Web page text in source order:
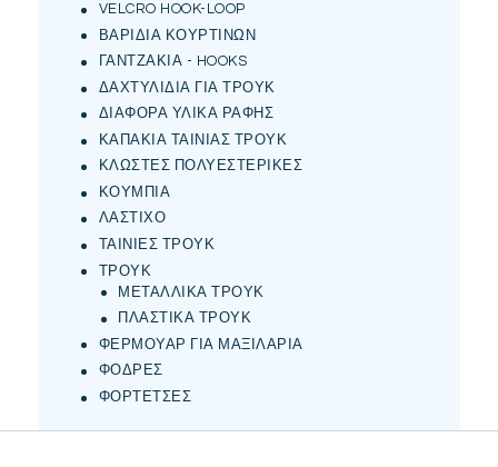
VELCRO HOOK-LOOP
ΒΑΡΙΔΙΑ ΚΟΥΡΤΙΝΩΝ
ΓΑΝΤΖΑΚΙΑ - HOOKS
ΔΑΧΤΥΛΙΔΙΑ ΓΙΑ ΤΡΟΥΚ
ΔΙΑΦΟΡΑ ΥΛΙΚΑ ΡΑΦΗΣ
ΚΑΠΑΚΙΑ ΤΑΙΝΙΑΣ ΤΡΟΥΚ
ΚΛΩΣΤΕΣ ΠΟΛΥΕΣΤΕΡΙΚΕΣ
ΚΟΥΜΠΙΑ
ΛΑΣΤΙΧΟ
ΤΑΙΝΙΕΣ ΤΡΟΥΚ
ΤΡΟΥΚ
ΜΕΤΑΛΛΙΚΑ ΤΡΟΥΚ
ΠΛΑΣΤΙΚΑ ΤΡΟΥΚ
ΦΕΡΜΟΥΑΡ ΓΙΑ ΜΑΞΙΛΑΡΙΑ
ΦΟΔΡΕΣ
ΦΟΡΤΕΤΣΕΣ